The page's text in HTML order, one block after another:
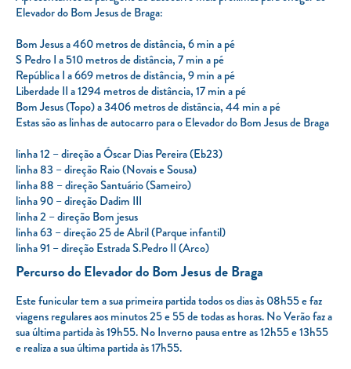
Elevador do Bom Jesus de Braga:
Bom Jesus a 460 metros de distância, 6 min a pé
S Pedro I a 510 metros de distância, 7 min a pé
República I a 669 metros de distância, 9 min a pé
Liberdade II a 1294 metros de distância, 17 min a pé
Bom Jesus (Topo) a 3406 metros de distância, 44 min a pé
Estas são as linhas de autocarro para o Elevador do Bom Jesus de Braga
linha 12 – direção a Óscar Dias Pereira (Eb23)
linha 83 – direção Raio (Novais e Sousa)
linha 88 – direção Santuário (Sameiro)
linha 90 – direção Dadim III
linha 2 – direção Bom jesus
linha 63 – direção 25 de Abril (Parque infantil)
linha 91 – direção Estrada S.Pedro II (Arco)
Percurso do Elevador do Bom Jesus de Braga
Este funicular tem a sua primeira partida todos os dias às 08h55 e faz
viagens regulares aos minutos 25 e 55 de todas as horas. No Verão faz a
sua última partida às 19h55. No Inverno pausa entre as 12h55 e 13h55
e realiza a sua última partida às 17h55.